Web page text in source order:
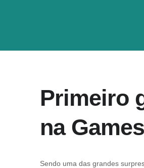
Primeiro
na
Sendo uma das grandes